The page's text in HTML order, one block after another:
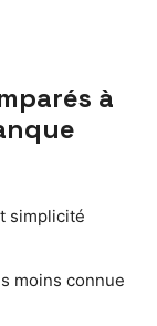
à
simplicité
moins connue